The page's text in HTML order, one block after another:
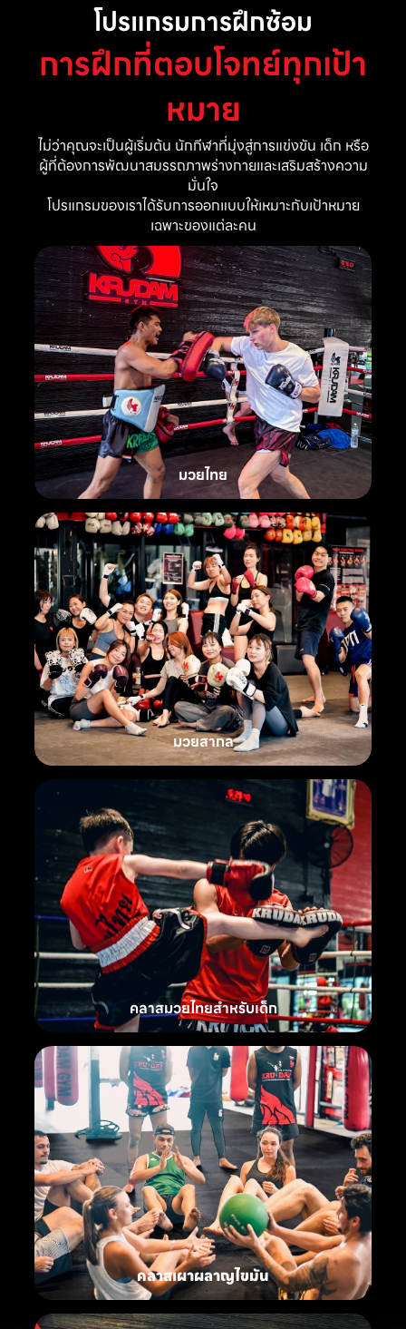
โปรแกรมการฝึกซ้อม
การฝึกที่ตอบโจทย์ทุกเป้า
หมาย
ไม่ว่าคุณจะเป็นผู้เริ่มต้น นักกีฬาที่มุ่งสู่การแข่งขัน เด็ก หรือ
ผู้ที่ต้องการพัฒนาสมรรถภาพร่างกายและเสริมสร้างความ
มั่นใจ
โปรแกรมของเราได้รับการออกแบบให้เหมาะกับเป้าหมาย
เฉพาะของแต่ละคน
มวยไทย
มวยสากล
คลาสมวยไทยสำหรับเด็ก
คลาสเผาผลาญไขมัน